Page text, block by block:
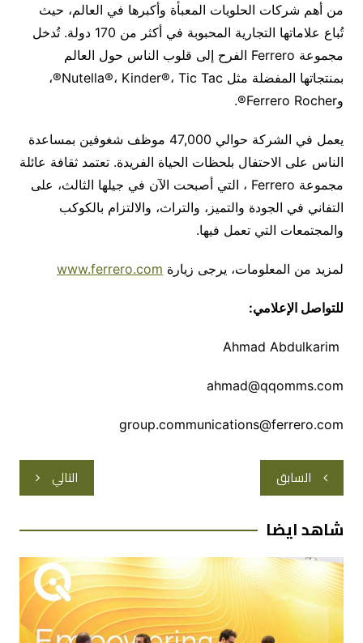
من أهم شركات الحلويات المعبأة وأكبرها في العالم، حيث
تُباع علاماتها التجارية المحبوبة في أكثر من 170 دولة.تُدخل
مجموعة Ferrero الفرح إلى قلوب الناس حول العالم
بمنتجاتها المفضلة مثل
Nutella®، Kinder®،Tic Tac
®،
وFerrero Rocher®
.
يعمل في الشركة حوالي 47,000 موظف شغوفين بمساعدة
الناس على الاحتفال بلحظات الحياة الفريدة. تعتمد ثقافة عائلة
مجموعة Ferrero ، التي أصبحت الآن في جيلها الثالث، على
التفاني في الجودة والتميز، والتراث، والالتزام بالكوكب
والمجتمعات التي تعمل فيها.
لمزيد من المعلومات، يرجى زيارة www.ferrero.com
للتواصل الإعلامي:
Ahmad Abdulkarim
ahmad@qqomms.com
group.communications@ferrero.com
تصفّح
المقالات
السابق التالي
شاهد ايضا